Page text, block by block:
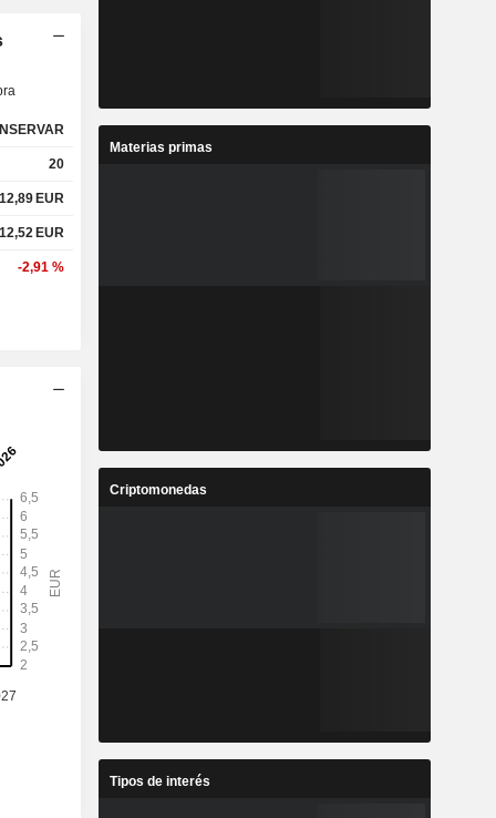
20
12,89 EUR
12,52 EUR
-2,91 %
Materias primas
Criptomonedas
Tipos de interés